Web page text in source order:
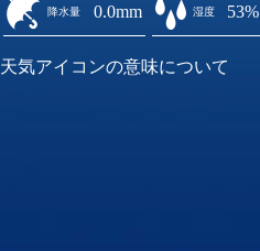
降水量 0.0mm 湿度 53%
天気アイコンの意味について